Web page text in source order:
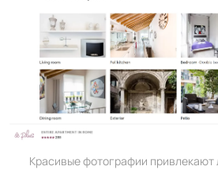
Красивые фотографии привлекают